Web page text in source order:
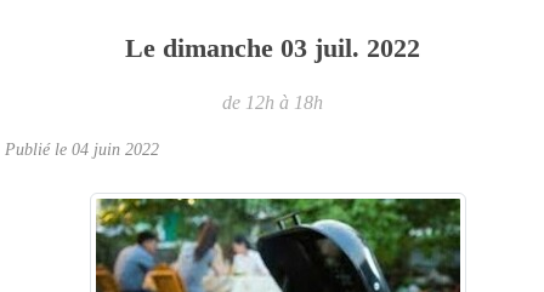
Le dimanche 03 juil. 2022
de 12h à 18h
Publié le 04 juin 2022